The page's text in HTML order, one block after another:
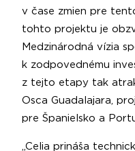
v čase zmien pre
tohto projektu je
Medzinárodná vízia
k zodpovednému
z tejto etapy tak
Osca Guadalajara,
pre Španielsko a
„Celia prináša